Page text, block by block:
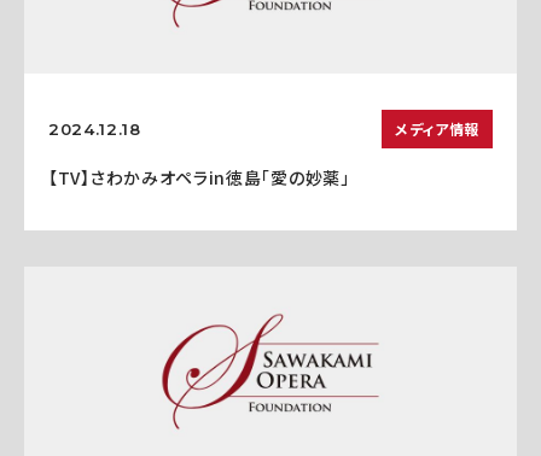
2024.12.18 メディア情報
【TV】さわかみオペラin徳島「愛の妙薬」